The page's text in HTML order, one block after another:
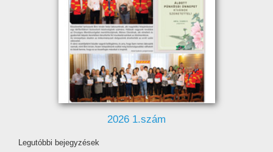
2026 1.szám
Legutóbbi bejegyzések